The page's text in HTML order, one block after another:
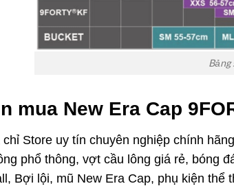
Bảng
mua New Era Cap
Store uy tín chuyên nghiệp chính
phổ thông, vợt cầu lông giá rẻ, bóng
Bợi lội, mũ New Era Cap, phụ kiện